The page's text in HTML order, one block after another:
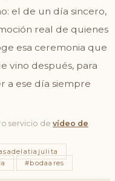
el de un día sincero,
real de quienes
esa ceremonia que
vino después, para
a ese día siempre
servicio de vídeo de
#bodaares